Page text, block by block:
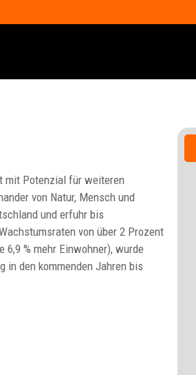
mit Potenzial für weiteren
von Natur, Mensch und
und erfuhr bis
von über 2 Prozent
% mehr Einwohner), wurde
den kommenden Jahren bis